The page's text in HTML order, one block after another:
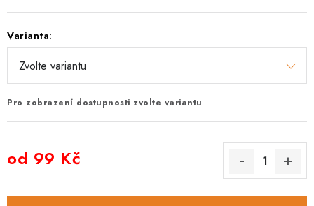
FAQ
Varianta:
Pro zobrazení dostupnosti zvolte variantu
od 99 Kč